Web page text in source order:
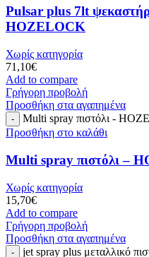
Pulsar plus 7lt
HOZELOCK
Χωρίς κατηγορία
71,10€
Add to compare
Γρήγορη προβολή
Προσθήκη στα αγαπημένα
Multi spray πιστόλι -
Προσθήκη στο καλάθι
Multi spray πιστόλι –
Χωρίς κατηγορία
15,70€
Add to compare
Γρήγορη προβολή
Προσθήκη στα αγαπημένα
jet spray plus μεταλλικό